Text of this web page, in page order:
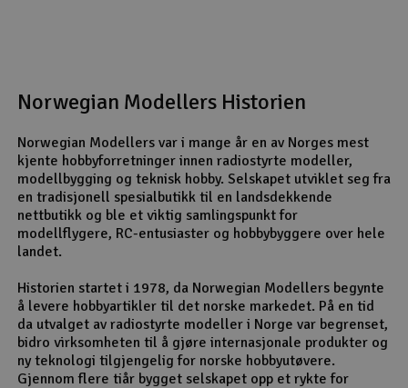
Norwegian Modellers Historien
Norwegian Modellers var i mange år en av Norges mest
kjente hobbyforretninger innen radiostyrte modeller,
modellbygging og teknisk hobby. Selskapet utviklet seg fra
en tradisjonell spesialbutikk til en landsdekkende
nettbutikk og ble et viktig samlingspunkt for
modellflygere, RC-entusiaster og hobbybyggere over hele
landet.
Historien startet i 1978, da Norwegian Modellers begynte
å levere hobbyartikler til det norske markedet. På en tid
da utvalget av radiostyrte modeller i Norge var begrenset,
bidro virksomheten til å gjøre internasjonale produkter og
ny teknologi tilgjengelig for norske hobbyutøvere.
Gjennom flere tiår bygget selskapet opp et rykte for